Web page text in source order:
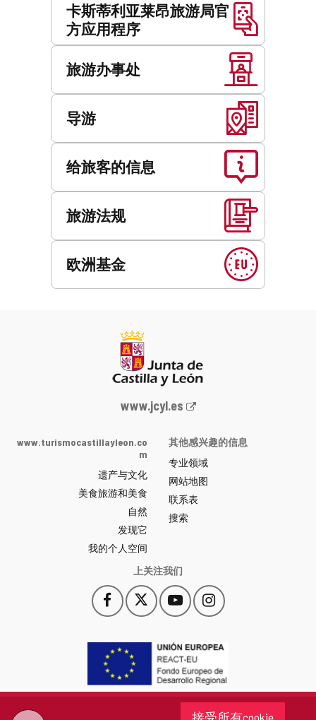
卡斯蒂利亚莱昂旅游局官
方应用程序
旅游办事处
导游
给旅客的信息
旅游法规
欧洲基金
Junta
y
León
网
站
门
户
-
www.jcyl.es
www.turismocastillayleon.co
m
遗产与文化
美食旅游和美食
自然
发现它
我的个人空间
其他感兴趣的信息
专业领域
网站地图
联系表
搜索
上关注我们
Facebook
此
链
会
打
开
一
此
链
一
YouTube
此
链
会
打
开
一
个
Instagram
此
链
会
开
一
个